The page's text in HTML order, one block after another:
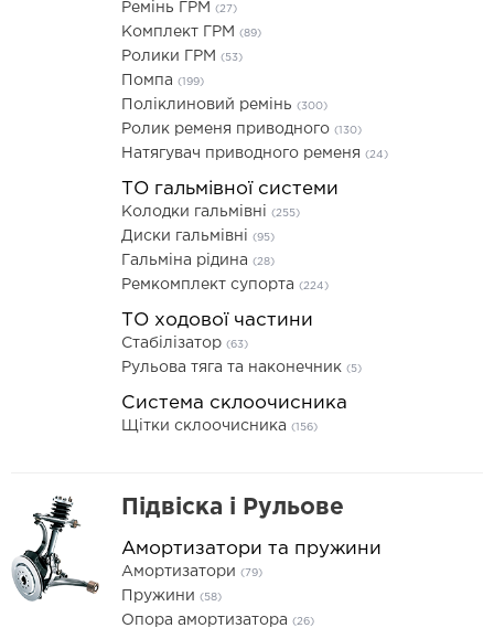
Ремінь ГРМ (27)
Комплект ГРМ (89)
Ролики ГРМ (53)
Помпа (199)
Поліклиновий ремінь (300)
Ролик ременя приводного (130)
Натягувач приводного ременя (24)
ТО гальмівної системи
Колодки гальмівні (255)
Диски гальмівні (95)
Гальміна рідина (28)
Ремкомплект супорта (224)
ТО ходової частини
Стабілізатор (63)
Рульова тяга та наконечник (5)
Система склоочисника
Щітки склоочисника (156)
Підвіска і Рульове
Амортизатори та пружини
Амортизатори (79)
Пружини (58)
Опора амортизатора (26)